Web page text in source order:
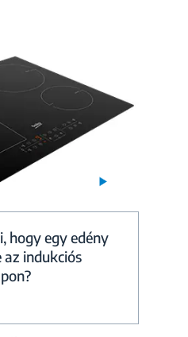
hogy egy edény
indukciós